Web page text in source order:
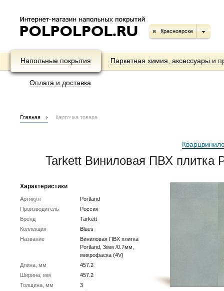
в Красноярске
Напольные покрытия Паркетная химия, аксессуары и
Оплата и доставка
Главная Карточка товара
Tarkett Виниловая ПВХ
Характеристики
Артикул
Portland
Производитель
Россия
Бренд
Tarkett
Коллекция
Blues
Название
Виниловая ПВХ плитка
Portland, 3мм /0.7мм,
микрофаска (4V)
Длина, мм
457.2
Ширина, мм
457.2
Толщина, мм
3